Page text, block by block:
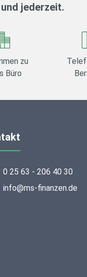
jederzeit.
zu
Büro
0 25 63 - 206 40 30
info@ms-finanzen.de